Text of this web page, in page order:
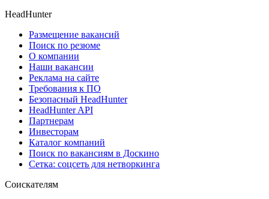
HeadHunter
Размещение вакансий
Поиск по резюме
О компании
Наши вакансии
Реклама на сайте
Требования к ПО
Безопасный HeadHunter
HeadHunter API
Партнерам
Инвесторам
Каталог компаний
Поиск по вакансиям в Доскино
Сетка: соцсеть для нетворкинга
Соискателям